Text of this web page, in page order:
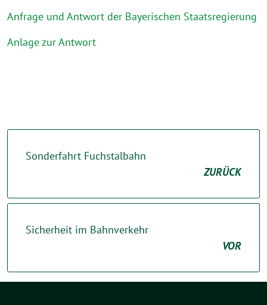
Anfrage und Antwort der Bayerischen Staatsregierung
Anlage zur Antwort
Sonderfahrt Fuchstalbahn
ZURÜCK
Sicherheit im Bahnverkehr
VOR